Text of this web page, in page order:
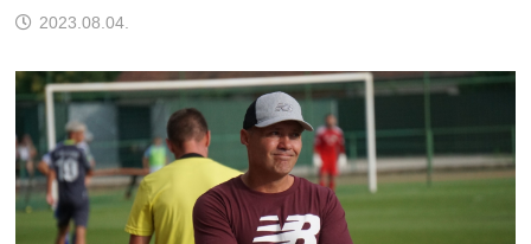
2023.08.04.